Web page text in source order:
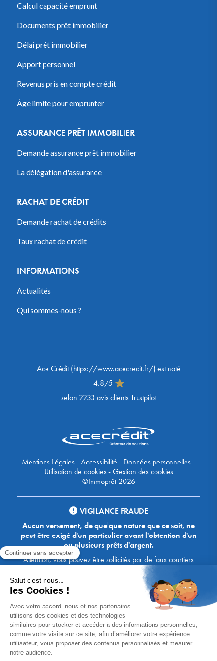
Calcul capacité emprunt
Documents prêt immobilier
Délai prêt immobilier
Apport personnel
Revenus pris en compte crédit
Âge limite pour emprunter
ASSURANCE PRÊT IMMOBILIER
Demande assurance prêt immobilier
La délégation d'assurance
RACHAT DE CRÉDIT
Demande rachat de crédits
Taux rachat de crédit
INFORMATIONS
Actualités
Qui sommes-nous ?
Ace Crédit(https://www.acecredit.fr/) est noté
4.8/5
selon 2233 avis clients Trustpilot
Mentions Légales-Accessibilité - Données personnelles-
Utilisation de cookies-Gestion des cookies
©Immoprêt 2026
VIGILANCE FRAUDE
Aucun versement, de quelque nature que ce soit, ne
peut être exigé d'un particulier avant l'obtention d'un
ou plusieurs prêts d'argent.
Attention, vous pouvez être sollicités par de faux courtiers
Ace Crédit / Immoprêt, qui vous proposent de bénéficier de
crédits, en vous demandant de transmettre des documents,
des fonds, des coordonnées bancaires, etc. Soyez vigilants :
Immoprêt ne demande jamais à ses clients de virer sur ses
comptes des sommes prêtées par les banques, à l'exception
des honoraires des agences. Les courtiers Ace Crédit /
Immoprêt vous écrivent toujours d'une adresse mail
xxxx@acecredit.fr ou xxxx@immopret.fr.
* Taux fixe national hors assurance, pouvant varier selon votre région et